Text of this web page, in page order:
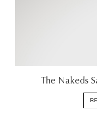
The Nakeds